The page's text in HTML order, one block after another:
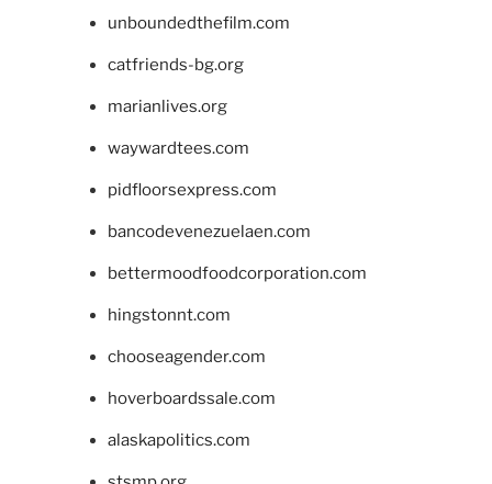
unboundedthefilm.com
catfriends-bg.org
marianlives.org
waywardtees.com
pidfloorsexpress.com
bancodevenezuelaen.com
bettermoodfoodcorporation.com
hingstonnt.com
chooseagender.com
hoverboardssale.com
alaskapolitics.com